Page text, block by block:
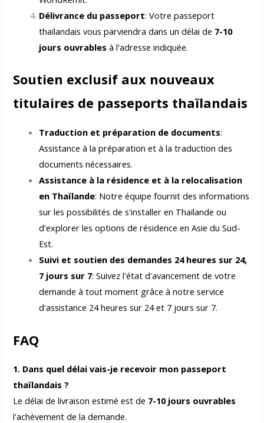
Délivrance du passeport: Votre passeport
thaïlandais vous parviendra dans un délai de 7-10
jours ouvrables à l'adresse indiquée.
Soutien exclusif aux nouveaux
titulaires de passeports thaïlandais
Traduction et préparation de documents:
Assistance à la préparation et à la traduction des
documents nécessaires.
Assistance à la résidence et à la relocalisation
en Thaïlande: Notre équipe fournit des informations
sur les possibilités de s'installer en Thaïlande ou
d'explorer les options de résidence en Asie du Sud-
Est.
Suivi et soutien des demandes 24 heures sur 24,
7 jours sur 7: Suivez l'état d'avancement de votre
demande à tout moment grâce à notre service
d'assistance 24 heures sur 24 et 7 jours sur 7.
FAQ
1. Dans quel délai vais-je recevoir mon passeport
thaïlandais ?
Le délai de livraison estimé est de 7-10 jours ouvrables
l'achèvement de la demande.